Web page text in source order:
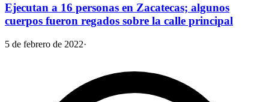
Ejecutan a 16 personas en Zacatecas; algunos
cuerpos fueron regados sobre la calle principal
5 de febrero de 2022·